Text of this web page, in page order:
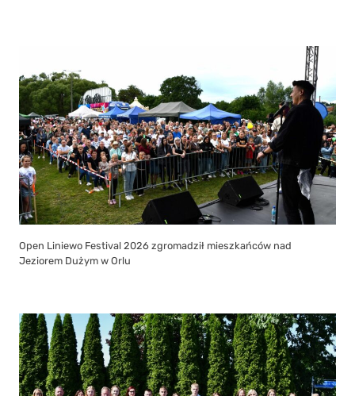
Open Liniewo Festival 2026 zgromadził mieszkańców nad
Jeziorem Dużym w Orlu